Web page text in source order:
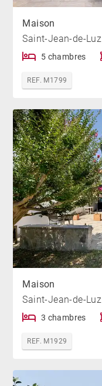
Maison
Saint-Jean-de-Luz
5 chambres
REF. M1799
Maison
Saint-Jean-de-Luz
3 chambres
REF. M1929